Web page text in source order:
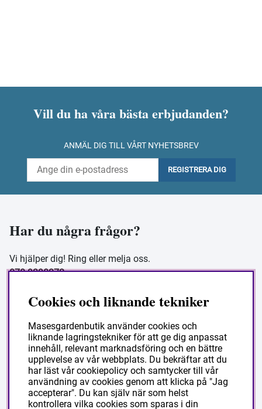
Vill du ha våra bästa erbjudanden?
ANMÄL DIG TILL VÅRT NYHETSBREV
REGISTRERA DIG
Har du några frågor?
Vi hjälper dig! Ring eller melja oss.
070-9390272
butik@masesgarden.se
Information
Frakt och leverans
Köpvillkor
Cookies och liknande tekniker
Masesgardenbutik använder cookies och
liknande lagringstekniker för att ge dig anpassat
innehåll, relevant marknadsföring och en bättre
upplevelse av vår webbplats. Du bekräftar att du
har läst vår cookiepolicy och samtycker till vår
användning av cookies genom att klicka på "Jag
accepterar". Du kan själv när som helst
kontrollera vilka cookies som sparas i din